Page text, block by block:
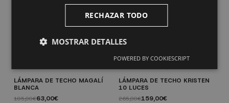
LÁMPARA DE TECHO MAGALÍ
BLANCA
105,00€63,00€
LÁMPARA DE TECHO KRISTEN
10 LUCES
265,00€159,00€
RECHAZAR TODO
MOSTRAR DETALLES
POWERED BY COOKIESCRIPT